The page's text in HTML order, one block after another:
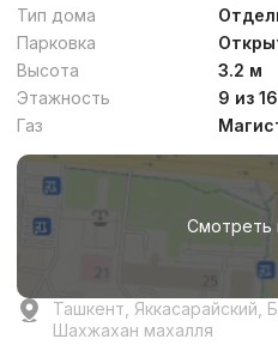
Тип дома
Парковка
Высота
3.2 м
Этажность
9 из 16
Газ
Смотреть
Ташкент, Яккасарайский,
Шахжахан махалля